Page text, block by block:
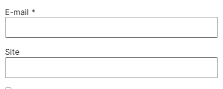
E-mail *
Site